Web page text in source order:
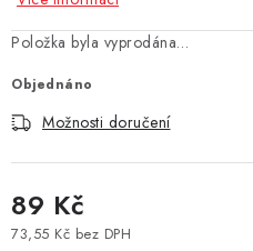
ZNAČKY
Položka byla vyprodána…
Objednáno
Možnosti doručení
89 Kč
73,55 Kč bez DPH